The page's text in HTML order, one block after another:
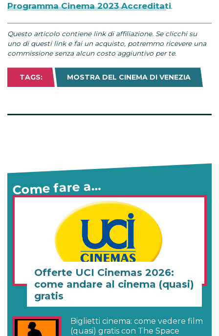
Programma Cinema 2023 Accreditati.
Questo articolo contiene link di affiliazione. Se clicchi su
uno di questi link e fai un acquisto, potremmo ricevere una
commissione senza alcun costo aggiuntivo per te.
TAGS: MOSTRA DEL CINEMA DI VENEZIA
Come fare a…
Offerte UCI Cinemas 2026:
come andare al cinema (quasi)
gratis
Biglietti cinema: come vedere film
(quasi) gratis con The Space